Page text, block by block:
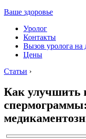
Ваше здоровье
Уролог
Контакты
Вызов уролога на
Цены
Статьи ›
Как улучшить